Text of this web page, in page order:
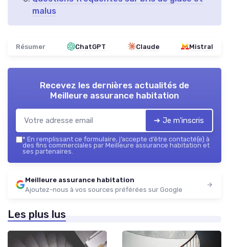
malus
Résumer ChatGPT Claude Mistral
Recevez les dernières actualités de
Meilleure assurance habitation
➔ Je m'inscris
* En remplissant ce formulaire, j’accepte d’être contacté(e) à
des fins commerciales par Meilleure assurance habitation et
ses partenaires.
Meilleure assurance habitation
Ajoutez-nous à vos sources préférées sur Google
Les plus lus